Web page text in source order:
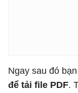
Ngay sau đó
để tải file PDF.